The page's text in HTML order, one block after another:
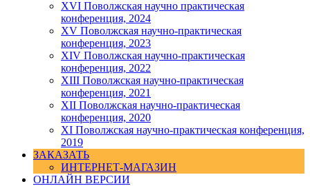
XVI Поволжская научно практическая
конференция, 2024
ХV Поволжская научно-практическая
конференция, 2023
ХIV Поволжская научно-практическая
конференция, 2022
ХIII Поволжская научно-практическая
конференция, 2021
ХII Поволжская научно-практическая
конференция, 2020
XI Поволжская научно-практическая конференция,
2019
ЗАКАЗАТЬ
ИНТЕРНЕТ-МАГАЗИН
ОНЛАЙН ВЕРСИИ